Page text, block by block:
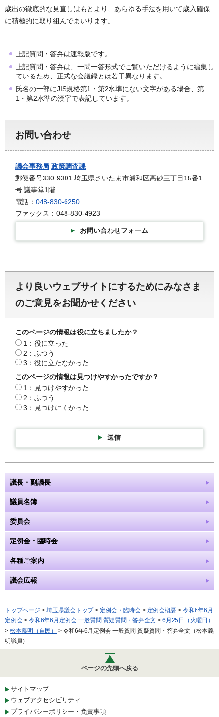
歳出の徹底的な見直しはもとより、あらゆる手法を用いて歳入確保
に積極的に取り組んでまいります。
上記質問・答弁は速報版です。
上記質問・答弁は、一問一答形式でご覧いただけるように編集し
ているため、正式な会議録とは若干異なります。
氏名の一部にJIS規格第1・第2水準にない文字がある場合、第
1・第2水準の漢字で表記しています。
お問い合わせ
議会事務局 政策調査課
郵便番号330-9301 埼玉県さいたま市浦和区高砂三丁目15番1
号 議事堂1階
電話： 048-830-6250
ファックス：048-830-4923
お問い合わせフォーム
より良いウェブサイトにするためにみなさま
のご意見をお聞かせください
このページの情報は役に立ちましたか？
1：役に立った
2：ふつう
3：役に立たなかった
このページの情報は見つけやすかったですか？
1：見つけやすかった
2：ふつう
3：見つけにくかった
送信
議長・副議長
議員名簿
委員会
定例会・臨時会
各種ご案内
議会広報
トップページ > 埼玉県議会トップ> 定例会・臨時会 > 定例会概要 > 令和6年6月
定例会 > 令和6年6月定例会 一般質問 質疑質問・答弁全文 > 6月25日（火曜日）
> 松本義明（自民）
> 令和6年6月定例会 一般質問 質疑質問・答弁全文（松本義
明議員）
ページの先頭へ戻る
サイトマップ
ウェブアクセシビリティ
プライバシーポリシー・免責事項